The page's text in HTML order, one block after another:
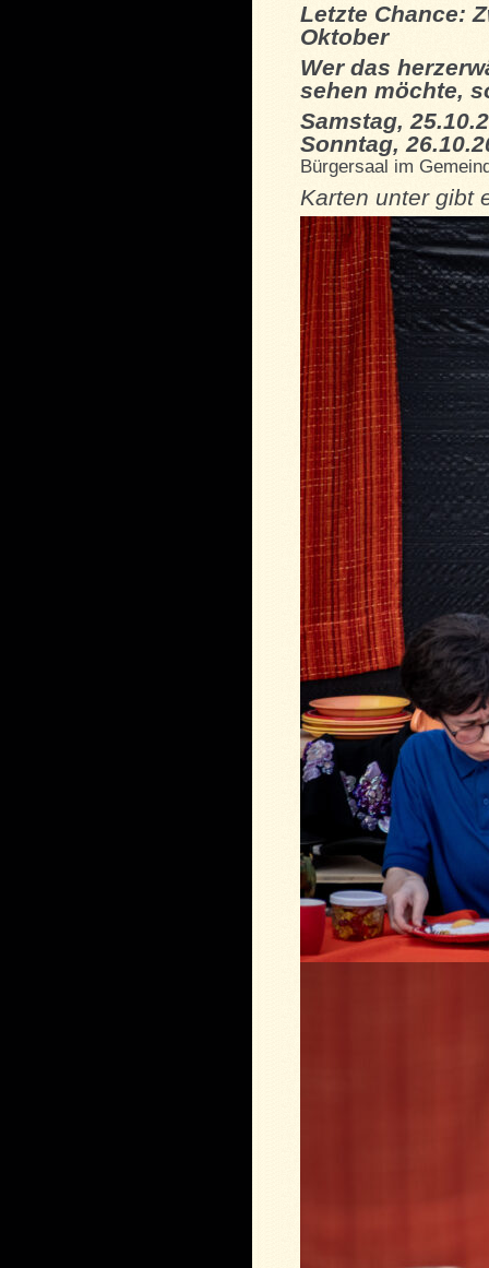
Letzte Chance:
Oktober
Wer das
sehen möchte,
Samstag,
Sonntag,
Bürgersaal im
Karten unter gibt